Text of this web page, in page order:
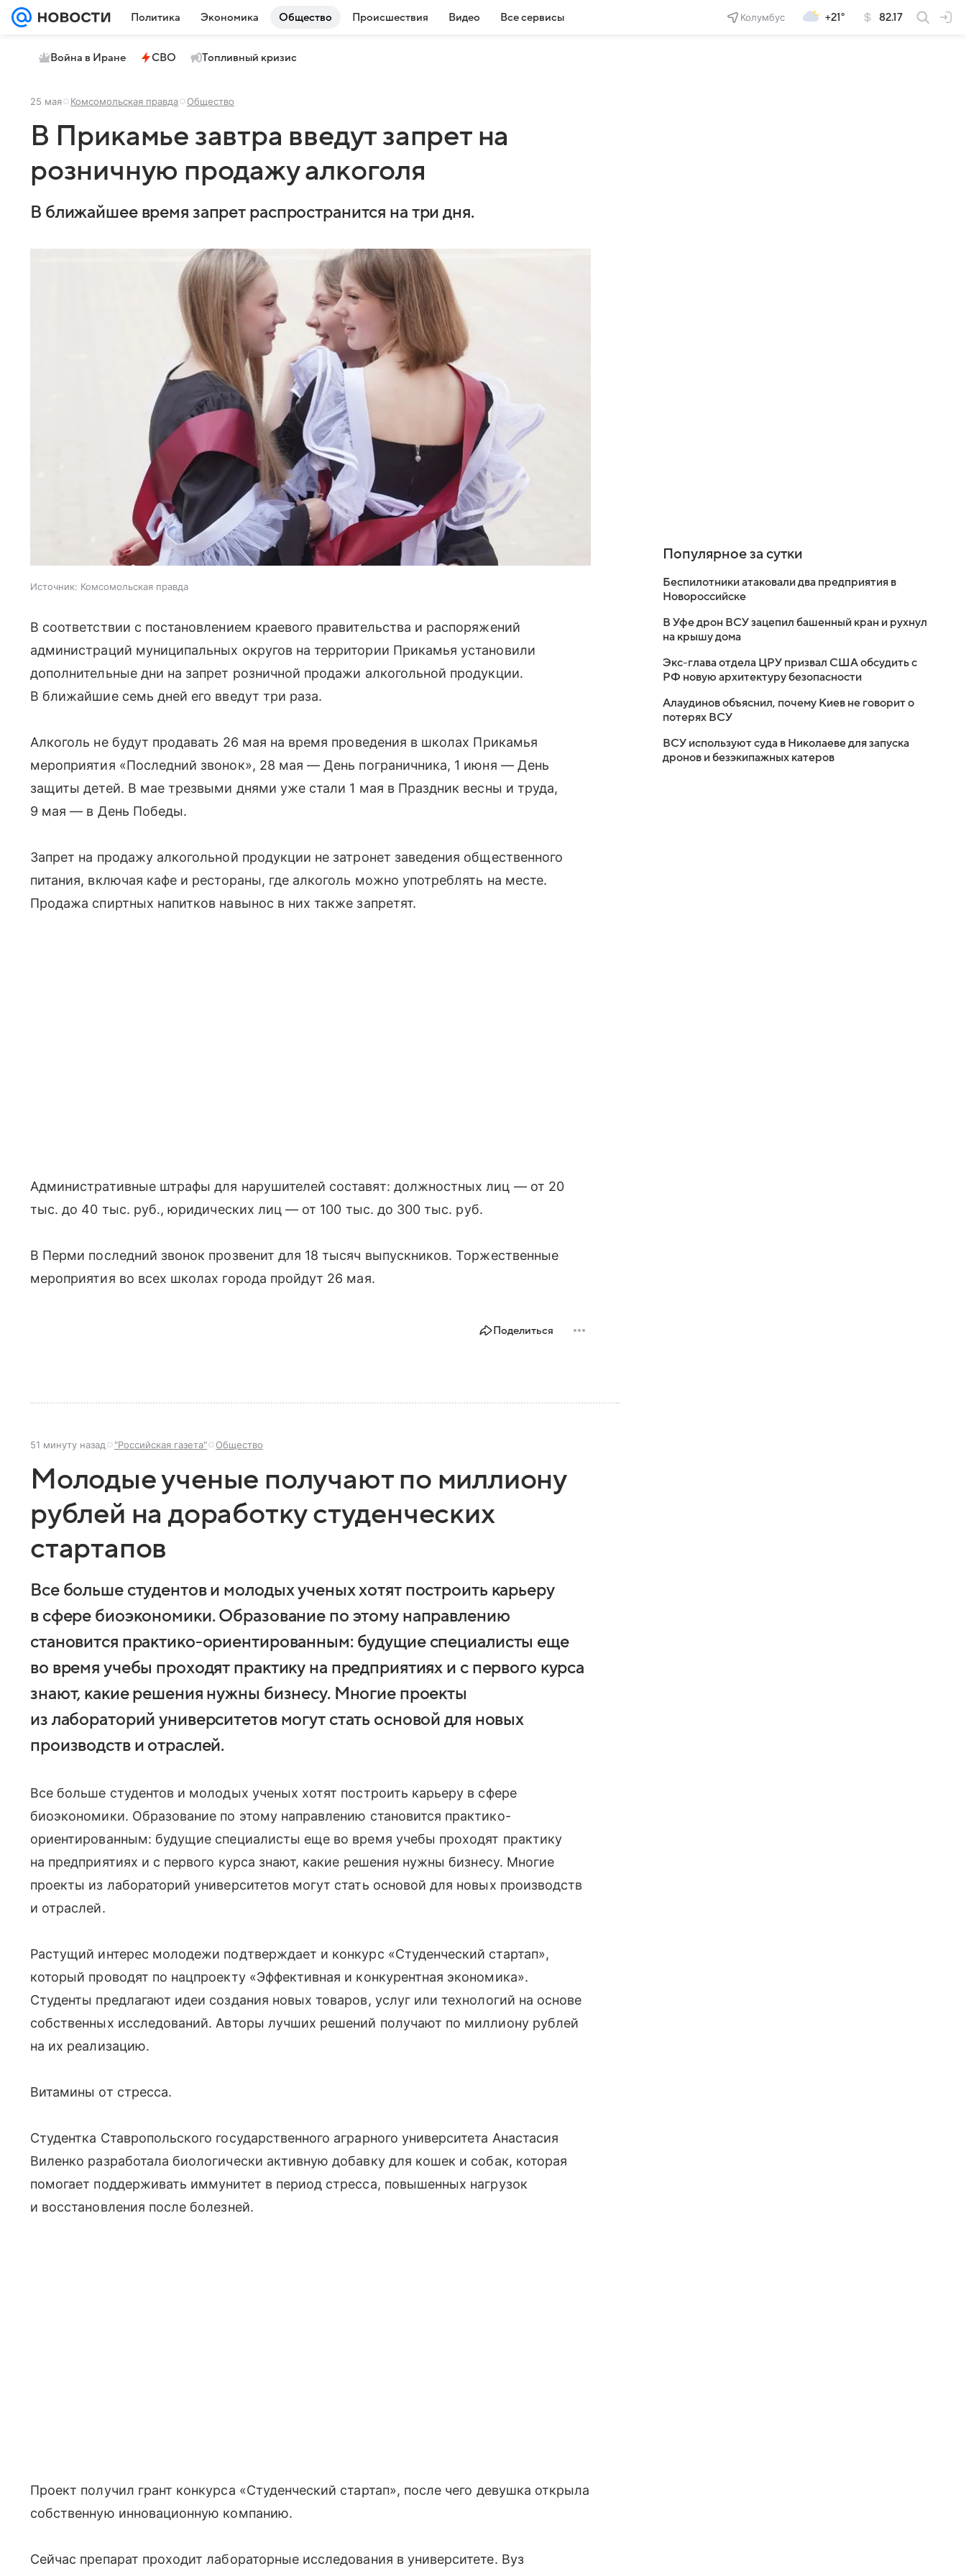
Политика Экономика Общество Происшествия Видео Все сервисы Колумбус +21° 82.17
Война в Иране СВО Топливный кризис
25 мая Комсомольская правда Общество
В Прикамье завтра введут запрет на
розничную продажу алкоголя
В ближайшее время запрет распространится на три дня.
Источник: Комсомольская правда
В соответствии с постановлением краевого правительства и распоряжений
администраций муниципальных округов на территории Прикамья установили
дополнительные дни на запрет розничной продажи алкогольной продукции.
В ближайшие семь дней его введут три раза.
Алкоголь не будут продавать 26 мая на время проведения в школах Прикамья
мероприятия «Последний звонок», 28 мая — День пограничника, 1 июня — День
защиты детей. В мае трезвыми днями уже стали 1 мая в Праздник весны и труда,
9 мая — в День Победы.
Запрет на продажу алкогольной продукции не затронет заведения общественного
питания, включая кафе и рестораны, где алкоголь можно употреблять на месте.
Продажа спиртных напитков навынос в них также запретят.
Административные штрафы для нарушителей составят: должностных лиц — от 20
тыс. до 40 тыс. руб., юридических лиц — от 100 тыс. до 300 тыс. руб.
В Перми последний звонок прозвенит для 18 тысяч выпускников. Торжественные
мероприятия во всех школах города пройдут 26 мая.
Поделиться
51 минуту назад "Российская газета" Общество
Молодые ученые получают по миллиону
рублей на доработку студенческих
стартапов
Все больше студентов и молодых ученых хотят построить карьеру
в сфере биоэкономики. Образование по этому направлению
становится практико-ориентированным: будущие специалисты еще
во время учебы проходят практику на предприятиях и с первого курса
знают, какие решения нужны бизнесу. Многие проекты
из лабораторий университетов могут стать основой для новых
производств и отраслей.
Все больше студентов и молодых ученых хотят построить карьеру в сфере
биоэкономики. Образование по этому направлению становится практико-
ориентированным: будущие специалисты еще во время учебы проходят практику
на предприятиях и с первого курса знают, какие решения нужны бизнесу. Многие
проекты из лабораторий университетов могут стать основой для новых производств
и отраслей.
Растущий интерес молодежи подтверждает и конкурс «Студенческий стартап»,
который проводят по нацпроекту «Эффективная и конкурентная экономика».
Студенты предлагают идеи создания новых товаров, услуг или технологий на основе
собственных исследований. Авторы лучших решений получают по миллиону рублей
на их реализацию.
Витамины от стресса.
Студентка Ставропольского государственного аграрного университета Анастасия
Виленко разработала биологически активную добавку для кошек и собак, которая
помогает поддерживать иммунитет в период стресса, повышенных нагрузок
и восстановления после болезней.
Проект получил грант конкурса «Студенческий стартап», после чего девушка открыла
собственную инновационную компанию.
Сейчас препарат проходит лабораторные исследования в университете. Вуз
Популярное за сутки
Беспилотники атаковали два предприятия в
Новороссийске
В Уфе дрон ВСУ зацепил башенный кран и рухнул
на крышу дома
Экс-глава отдела ЦРУ призвал США обсудить с
РФ новую архитектуру безопасности
Алаудинов объяснил, почему Киев не говорит о
потерях ВСУ
ВСУ используют суда в Николаеве для запуска
дронов и безэкипажных катеров